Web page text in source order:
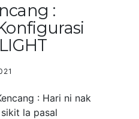
:
: Hari ni nak
la pasal